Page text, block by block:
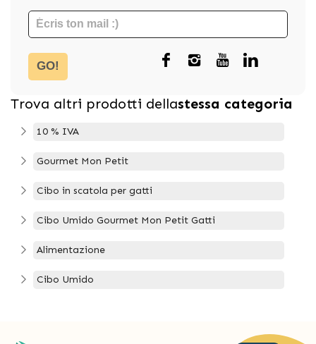
GO!
Trova altri prodotti dellastessa categoria
10 % IVA
Gourmet Mon Petit
Cibo in scatola per gatti
Cibo Umido Gourmet Mon Petit Gatti
Alimentazione
Cibo Umido